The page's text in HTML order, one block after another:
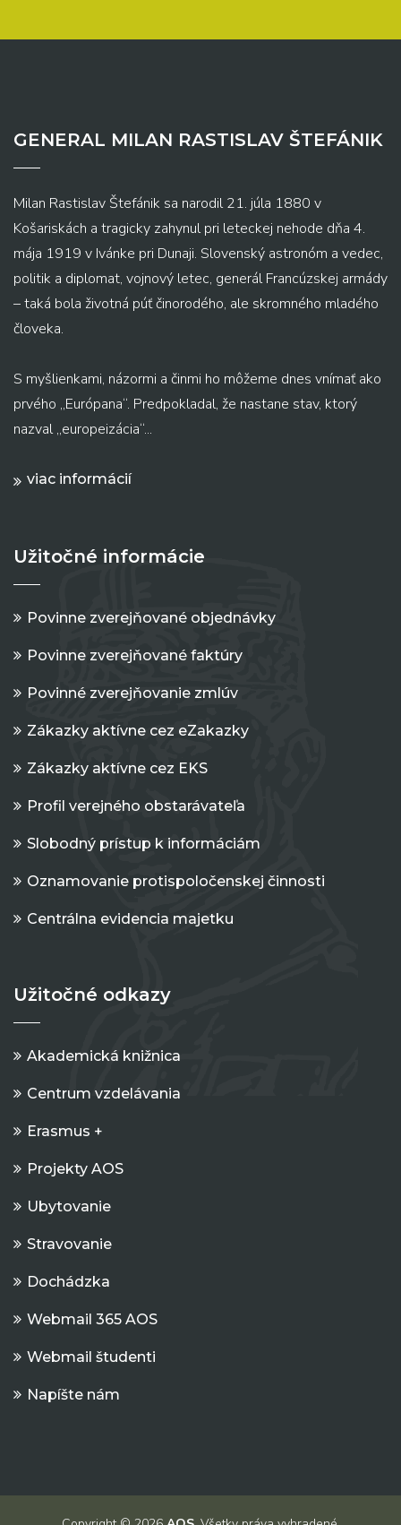
GENERAL MILAN RASTISLAV ŠTEFÁNIK
Milan Rastislav Štefánik sa narodil 21. júla 1880 v
Košariskách a tragicky zahynul pri leteckej nehode dňa 4.
mája 1919 v Ivánke pri Dunaji. Slovenský astronóm a vedec,
politik a diplomat, vojnový letec, generál Francúzskej armády
– taká bola životná púť činorodého, ale skromného mladého
človeka.
S myšlienkami, názormi a činmi ho môžeme dnes vnímať ako
prvého „Európana“. Predpokladal, že nastane stav, ktorý
nazval „europeizácia“...
viac informácií
Užitočné informácie
Povinne zverejňované objednávky
Povinne zverejňované faktúry
Povinné zverejňovanie zmlúv
Zákazky aktívne cez eZakazky
Zákazky aktívne cez EKS
Profil verejného obstarávateľa
Slobodný prístup k informáciám
Oznamovanie protispoločenskej činnosti
Centrálna evidencia majetku
Užitočné odkazy
Akademická knižnica
Centrum vzdelávania
Erasmus +
Projekty AOS
Ubytovanie
Stravovanie
Dochádzka
Webmail 365 AOS
Webmail študenti
Napíšte nám